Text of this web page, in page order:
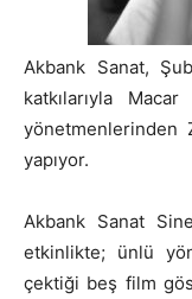
Akbank Sanat,
katkılarıyla
yönetmenlerinden
yapıyor.
Akbank Sanat
etkinlikte; ünlü
çektiği beş film